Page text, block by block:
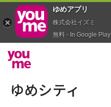
ゆめアプ‪リ‬
株式会社イズミ
無料 - In Google Play